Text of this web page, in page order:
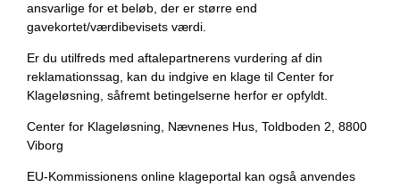
ansvarlige for et beløb, der er større end
gavekortet/værdibevisets værdi.
Er du utilfreds med aftalepartnerens vurdering af din
reklamationssag, kan du indgive en klage til Center for
Klageløsning, såfremt betingelserne herfor er opfyldt.
Center for Klageløsning, Nævnenes Hus, Toldboden 2, 8800
Viborg
EU-Kommissionens online klageportal kan også anvendes